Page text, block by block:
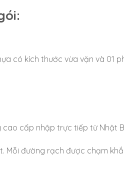
có kích thước vừa vặn và 01
cấp nhập trực tiếp từ Nhật
Mỗi đường rạch được chạm